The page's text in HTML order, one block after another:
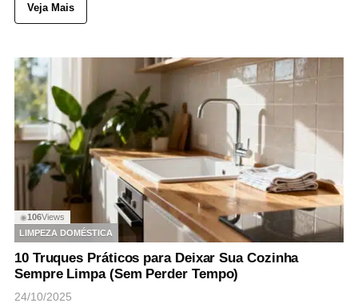
Veja Mais
◉106Views
LIMPEZA DOMÉSTICA
10 Truques Práticos para Deixar Sua Cozinha
Sempre Limpa (Sem Perder Tempo)
24/10/2025